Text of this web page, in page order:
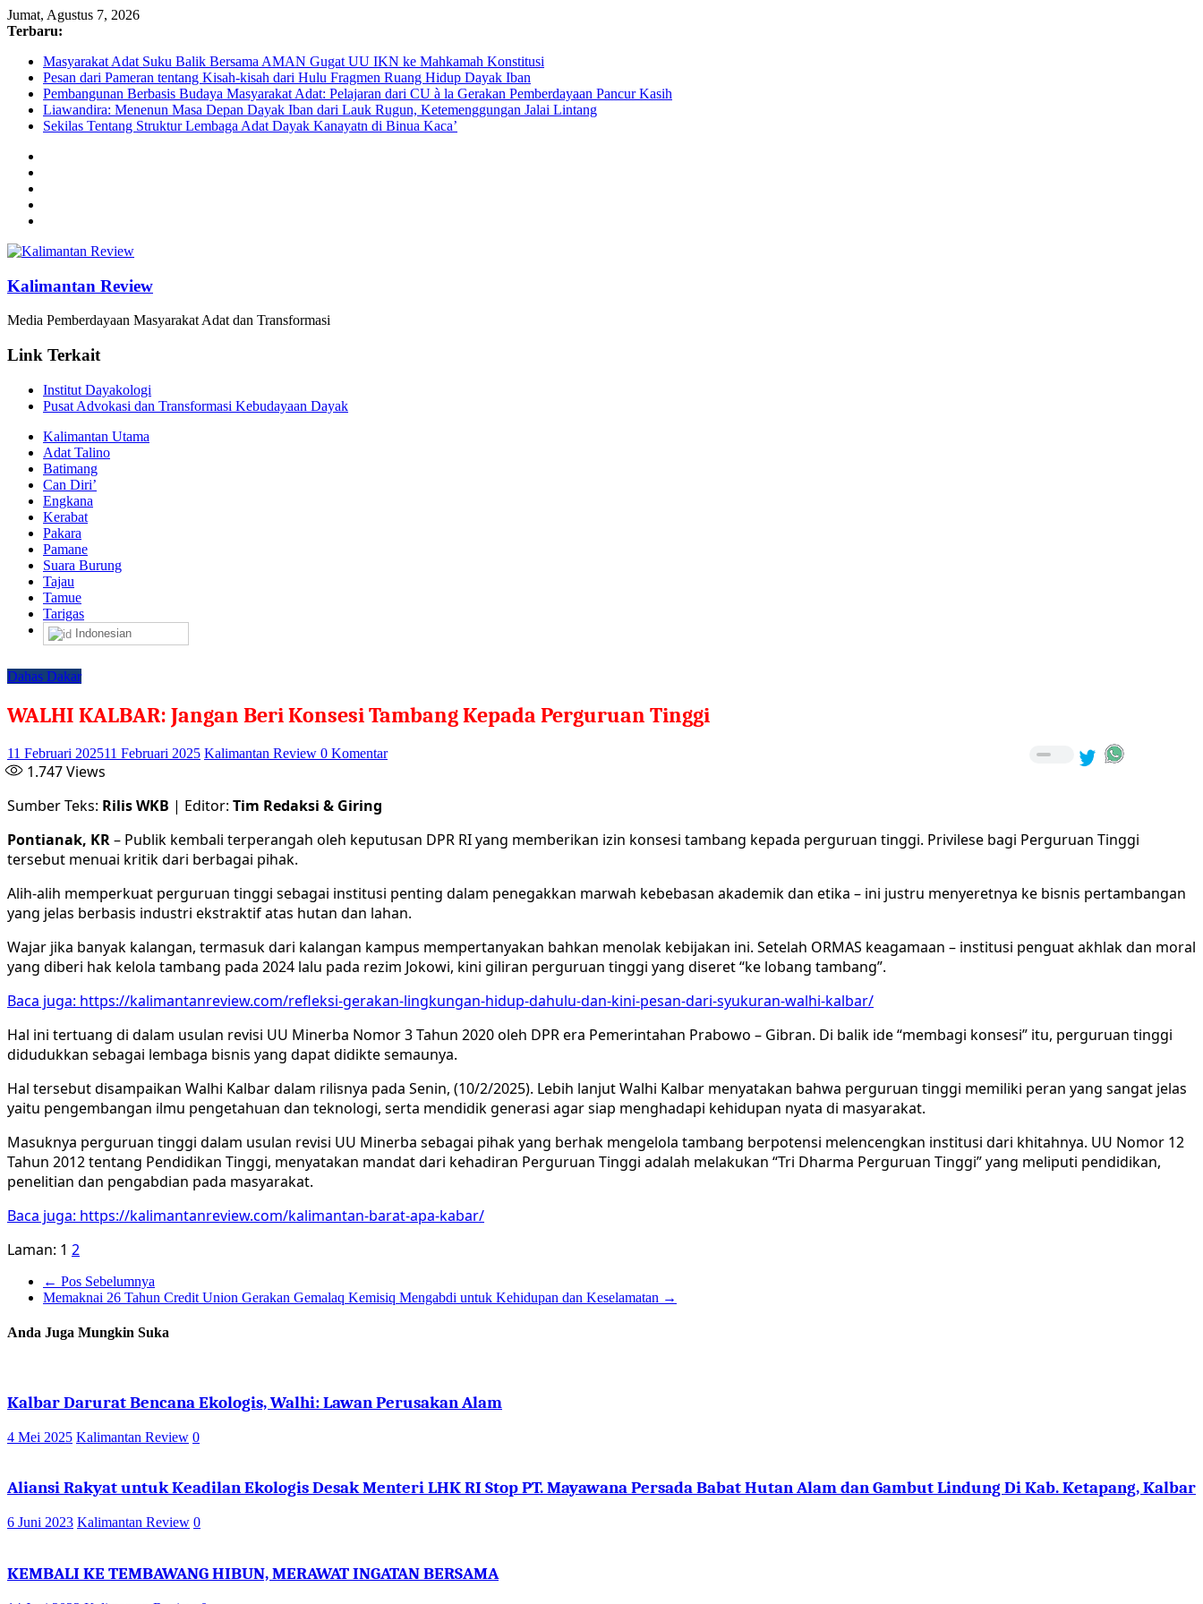
Jumat, Agustus 7, 2026
Terbaru:
Masyarakat Adat Suku Balik Bersama AMAN Gugat UU IKN ke Mahkamah Konstitusi
Pesan dari Pameran tentang Kisah-kisah dari Hulu Fragmen Ruang Hidup Dayak Iban
Pembangunan Berbasis Budaya Masyarakat Adat: Pelajaran dari CU à la Gerakan Pemberdayaan Pancur Kasih
Liawandira: Menenun Masa Depan Dayak Iban dari Lauk Rugun, Ketemenggungan Jalai Lintang
Sekilas Tentang Struktur Lembaga Adat Dayak Kanayatn di Binua Kaca’
Kalimantan Review
Media Pemberdayaan Masyarakat Adat dan Transformasi
Link Terkait
Institut Dayakologi
Pusat Advokasi dan Transformasi Kebudayaan Dayak
Kalimantan Utama
Adat Talino
Batimang
Can Diri’
Engkana
Kerabat
Pakara
Pamane
Suara Burung
Tajau
Tamue
Tarigas
Indonesian
Dahas Dakar
WALHI KALBAR: Jangan Beri Konsesi Tambang Kepada Perguruan Tinggi
11 Februari 202511 Februari 2025 Kalimantan Review 0 Komentar
1.747Views
Sumber Teks: Rilis WKB | Editor: Tim Redaksi & Giring
Pontianak, KR– Publik kembali terperangah oleh keputusan DPR RI yang memberikan izin konsesi tambang kepada perguruan tinggi. Privilese bagi Perguruan Tinggi
tersebut menuai kritik dari berbagai pihak.
Alih-alih memperkuat perguruan tinggi sebagai institusi penting dalam penegakkan marwah kebebasan akademik dan etika – ini justru menyeretnya ke bisnis pertambangan
yang jelas berbasis industri ekstraktif atas hutan dan lahan.
Wajar jika banyak kalangan, termasuk dari kalangan kampus mempertanyakan bahkan menolak kebijakan ini. Setelah ORMAS keagamaan – institusi penguat akhlak dan moral
yang diberi hak kelola tambang pada 2024 lalu pada rezim Jokowi, kini giliran perguruan tinggi yang diseret “ke lobang tambang”.
Baca juga: https://kalimantanreview.com/refleksi-gerakan-lingkungan-hidup-dahulu-dan-kini-pesan-dari-syukuran-walhi-kalbar/
Hal ini tertuang di dalam usulan revisi UU Minerba Nomor 3 Tahun 2020 oleh DPR era Pemerintahan Prabowo – Gibran. Di balik ide “membagi konsesi” itu, perguruan tinggi
didudukkan sebagai lembaga bisnis yang dapat didikte semaunya.
Hal tersebut disampaikan Walhi Kalbar dalam rilisnya pada Senin, (10/2/2025). Lebih lanjut Walhi Kalbar menyatakan bahwa perguruan tinggi memiliki peran yang sangat jelas
yaitu pengembangan ilmu pengetahuan dan teknologi, serta mendidik generasi agar siap menghadapi kehidupan nyata di masyarakat.
Masuknya perguruan tinggi dalam usulan revisi UU Minerba sebagai pihak yang berhak mengelola tambang berpotensi melencengkan institusi dari khitahnya. UU Nomor 12
Tahun 2012 tentang Pendidikan Tinggi, menyatakan mandat dari kehadiran Perguruan Tinggi adalah melakukan “Tri Dharma Perguruan Tinggi” yang meliputi pendidikan,
penelitian dan pengabdian pada masyarakat.
Baca juga: https://kalimantanreview.com/kalimantan-barat-apa-kabar/
Laman: 1 2
← Pos Sebelumnya
Memaknai 26 Tahun Credit Union Gerakan Gemalaq Kemisiq Mengabdi untuk Kehidupan dan Keselamatan →
Anda Juga Mungkin Suka
Kalbar Darurat Bencana Ekologis, Walhi: Lawan Perusakan Alam
4 Mei 2025 Kalimantan Review 0
Aliansi Rakyat untuk Keadilan Ekologis Desak Menteri LHK RI Stop PT. Mayawana Persada Babat Hutan Alam dan Gambut Lindung Di Kab. Ketapang, Kalbar
6 Juni 2023 Kalimantan Review 0
KEMBALI KE TEMBAWANG HIBUN, MERAWAT INGATAN BERSAMA